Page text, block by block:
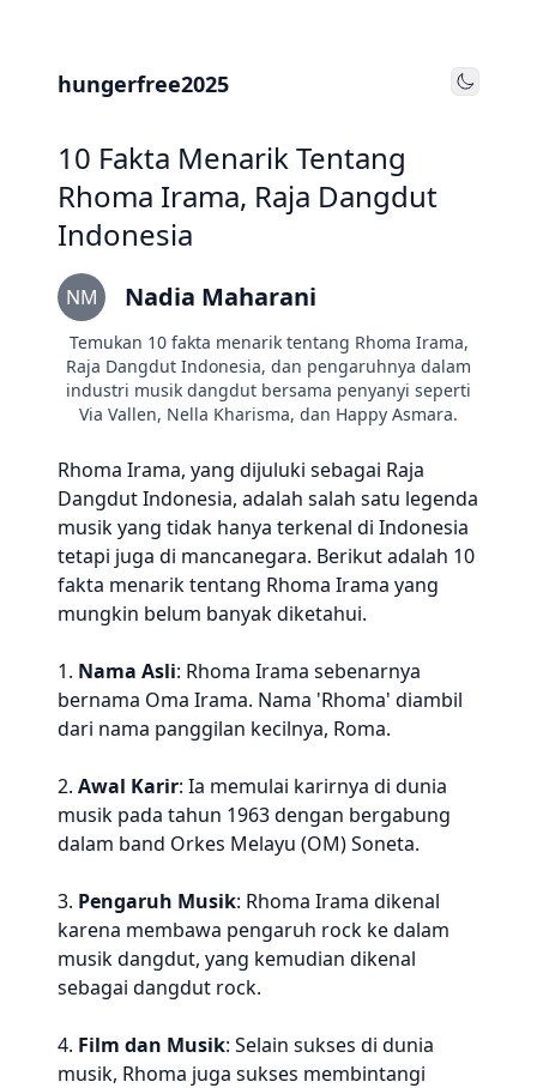
hungerfree2025 Toggle
10 Fakta Menarik Tentang
Rhoma Irama, Raja Dangdut
Indonesia
NM Nadia Maharani
Temukan 10 fakta menarik tentang Rhoma Irama,
Raja Dangdut Indonesia, dan pengaruhnya dalam
industri musik dangdut bersama penyanyi seperti
Via Vallen, Nella Kharisma, dan Happy Asmara.
Rhoma Irama, yang dijuluki sebagai Raja
Dangdut Indonesia, adalah salah satu legenda
musik yang tidak hanya terkenal di Indonesia
tetapi juga di mancanegara. Berikut adalah 10
fakta menarik tentang Rhoma Irama yang
mungkin belum banyak diketahui.
1. Nama Asli: Rhoma Irama sebenarnya
bernama Oma Irama. Nama 'Rhoma' diambil
dari nama panggilan kecilnya, Roma.
2. Awal Karir: Ia memulai karirnya di dunia
musik pada tahun 1963 dengan bergabung
dalam band Orkes Melayu (OM) Soneta.
3. Pengaruh Musik: Rhoma Irama dikenal
karena membawa pengaruh rock ke dalam
musik dangdut, yang kemudian dikenal
sebagai dangdut rock.
4. Film dan Musik: Selain sukses di dunia
musik, Rhoma juga sukses membintangi